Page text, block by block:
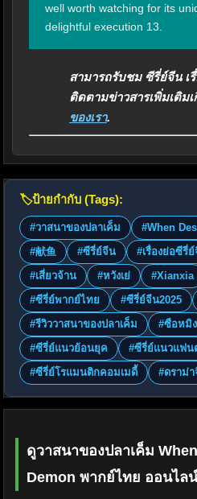
well worth watching for its
delightful execution 13.
สามารถรับชม ซีรี่ย์จีน เ
ติดตามข่าวสารเพิ่มเติม
ของเรา.
🏷️ป้ายกำกับ (Tags):
#วาสนาของปลาเค็ม
#When
#献鱼
#ซีรี่ย์จีน #เรื่องย่อซีรี่
#เสี่ยวจ้าน
#หวังเย่ #Xianxia
#ซีรี่ย์พากย์ไทย
#ซีรี่ย์จีน2025
#รีวิววาสนาของปลาเค็ม
#ซือหมิง
#ซีรี่ย์แนวย้อนยุค
#ซีรี่ย์แนวแฟน
#ซีรี่ย์โรแมนติกคอมเมดี้
#ดราม่
ดูวาสนาของปลาเค็ม
Demon พากย์ไทย ออนไล